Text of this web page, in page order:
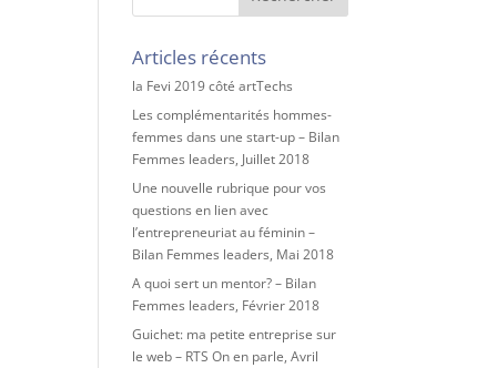
Articles récents
la Fevi 2019 côté artTechs
Les complémentarités hommes-
femmes dans une start-up – Bilan
Femmes leaders, Juillet 2018
Une nouvelle rubrique pour vos
questions en lien avec
l’entrepreneuriat au féminin –
Bilan Femmes leaders, Mai 2018
A quoi sert un mentor? – Bilan
Femmes leaders, Février 2018
Guichet: ma petite entreprise sur
le web – RTS On en parle, Avril